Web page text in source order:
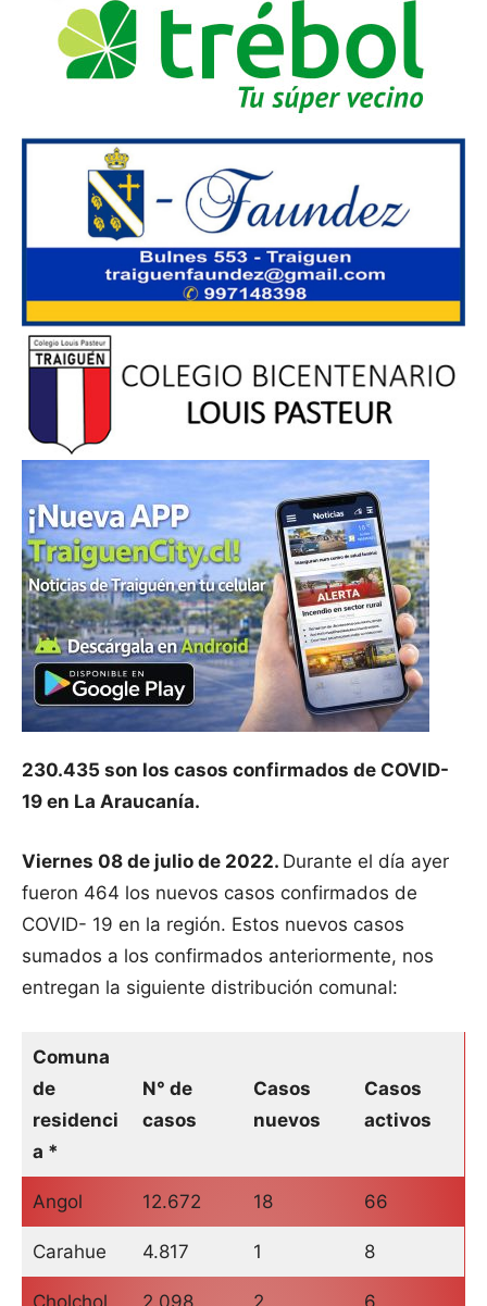
230.435 son los casos confirmados de COVID-
19 en La Araucanía.
Viernes 08 de julio de 2022. Durante el día ayer
fueron 464 los nuevos casos confirmados de
COVID- 19 en la región. Estos nuevos casos
sumados a los confirmados anteriormente, nos
entregan la siguiente distribución comunal:
Comuna
de
residenci
a *
N° de
casos
Casos
nuevos
Casos
activos
Angol 12.672 18 66
Carahue 4.817 1 8